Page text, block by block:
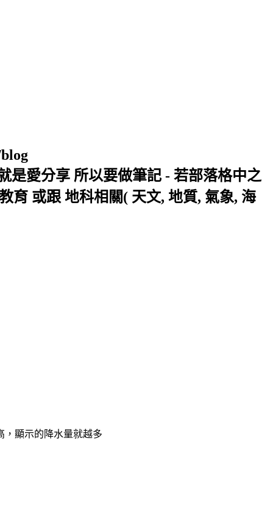
是愛分享 所以要做筆記 - 若部落格中之
育 或跟 地科相關( 天文, 地質, 氣象, 海
，顯示的降水量就越多